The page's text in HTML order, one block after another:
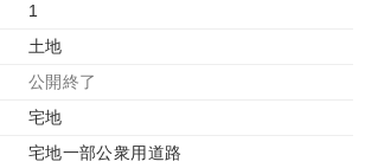
1
土地
公開終了
宅地
宅地一部公衆用道路